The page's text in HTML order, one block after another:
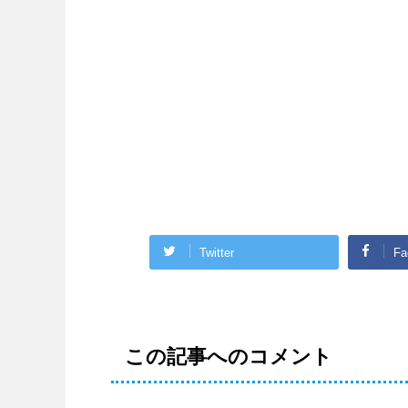
Twitter
この記事へのコメント